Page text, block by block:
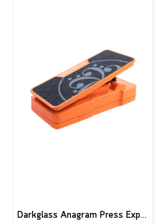
Darkglass Anagram Press Expression Pedal